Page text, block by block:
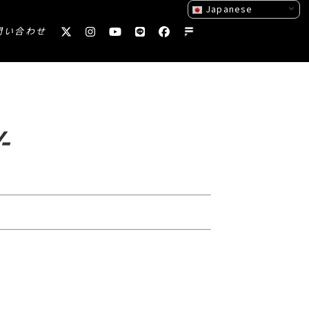
い合わせ
Japanese